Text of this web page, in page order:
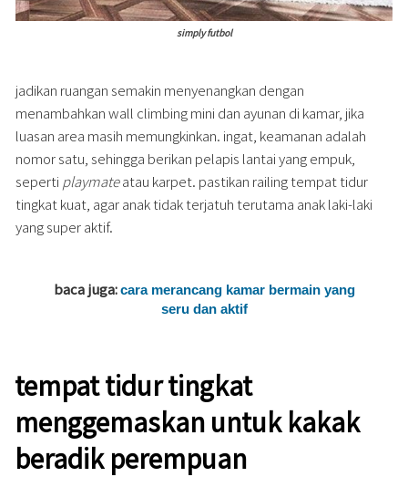
simply futbol
jadikan ruangan semakin menyenangkan dengan
menambahkan wall climbing mini dan ayunan di kamar, jika
luasan area masih memungkinkan. ingat, keamanan adalah
nomor satu, sehingga berikan pelapis lantai yang empuk,
seperti playmateatau karpet. pastikan railing tempat tidur
tingkat kuat, agar anak tidak terjatuh terutama anak laki-laki
yang super aktif.
baca juga:cara merancang kamar bermain yang
seru dan aktif
tempat tidur tingkat
menggemaskan untuk kakak
beradik perempuan